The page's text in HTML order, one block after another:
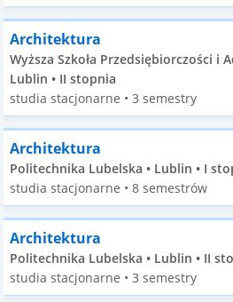
Architektura
Wyższa Szkoła Przedsiębiorczości i
Lublin • II stopnia
studia stacjonarne • 3 semestry
Architektura
Politechnika Lubelska • Lublin • I
studia stacjonarne • 8 semestrów
Architektura
Politechnika Lubelska • Lublin • II
studia stacjonarne • 3 semestry